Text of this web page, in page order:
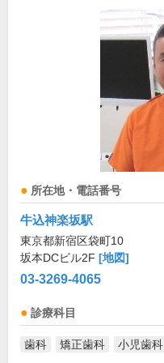
所在地・電話番号
牛込神楽坂駅
東京都新宿区袋町10
坂本DCビル2F [地図]
03-3269-4065
診療科目
歯科 矯正歯科 小児歯科